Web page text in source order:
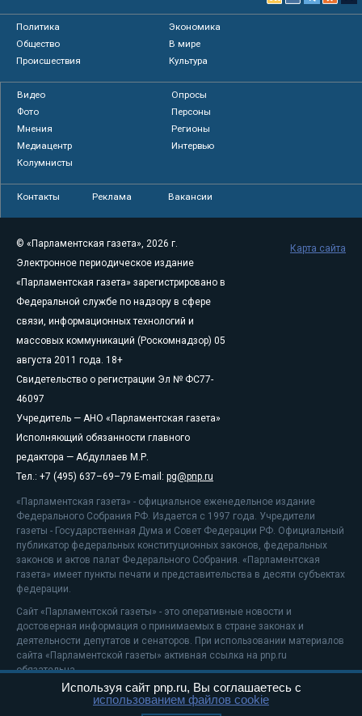
Политика
Экономика
Общество
В мире
Происшествия
Культура
Видео
Опросы
Фото
Персоны
Мнения
Регионы
Медиацентр
Интервью
Колумнисты
Контакты Реклама Вакансии
© «Парламентская газета», 2026 г.
Электронное периодическое издание
«Парламентская газета» зарегистрировано в
Федеральной службе по надзору в сфере
связи, информационных технологий и
массовых коммуникаций (Роскомнадзор) 05
августа 2011 года. 18+
Свидетельство о регистрации Эл № ФС77-
46097
Учредитель — АНО «Парламентская газета»
Исполняющий обязанности главного
редактора — Абдуллаев М.Р.
Тел.: +7 (495) 637–69–79 E-mail: pg@pnp.ru
«Парламентская газета» - официальное еженедельное издание
Федерального Собрания РФ. Издается с 1997 года. Учредители
газеты - Государственная Дума и Совет Федерации РФ. Официальный
публикатор федеральных конституционных законов, федеральных
законов и актов палат Федерального Собрания. «Парламентская
газета» имеет пункты печати и представительства в десяти субъектах
федерации.
Сайт «Парламентской газеты» - это оперативные новости и
достоверная информация о принимаемых в стране законах и
деятельности депутатов и сенаторов. При использовании материалов
сайта «Парламентской газеты» активная ссылка на pnp.ru
обязательна.
На информационном ресурсе применяютсярекомендательные
Карта сайта
Используя сайт pnp.ru, Вы соглашаетесь с
использованием файлов cookie